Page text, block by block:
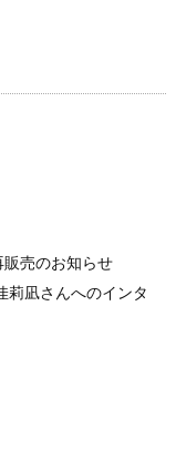
売のお知らせ
莉凪さんへのインタ